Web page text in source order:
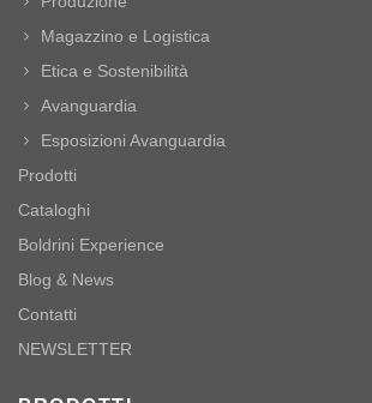
Magazzino e Logistica
Etica e Sostenibilità
Avanguardia
Esposizioni Avanguardia
Prodotti
Cataloghi
Boldrini Experience
Blog & News
Contatti
NEWSLETTER